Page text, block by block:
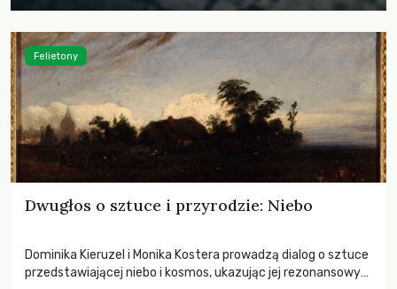
Dwugłos o sztuce i przyrodzie: Niebo
Dominika Kieruzel i Monika Kostera prowadzą dialog o sztuce
przedstawiającej niebo i kosmos, ukazując jej rezonansowy
Felietony